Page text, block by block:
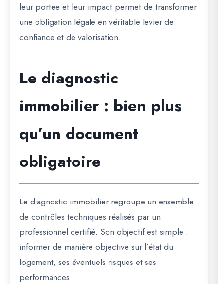
leur portée et leur impact permet de transformer
une obligation légale en véritable levier de
confiance et de valorisation.
Le diagnostic
immobilier : bien plus
qu’un document
obligatoire
Le diagnostic immobilier regroupe un ensemble
de contrôles techniques réalisés par un
professionnel certifié. Son objectif est simple :
informer de manière objective sur l’état du
logement, ses éventuels risques et ses
performances.